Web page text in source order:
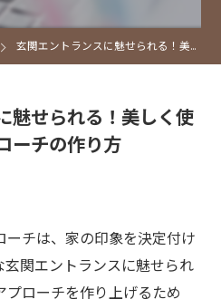
玄関エントランスに魅せられる！美しく使い勝手の良いアプローチの作り方
魅せられる！美しく使
ーチの作り方
チは、家の印象を決定付け
関エントランスに魅せられ
ローチを作り上げるため